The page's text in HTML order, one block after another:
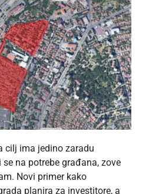
cilj ima jedino zaradu
na potrebe građana, zove
Novi primer kako
planira za investitore, a